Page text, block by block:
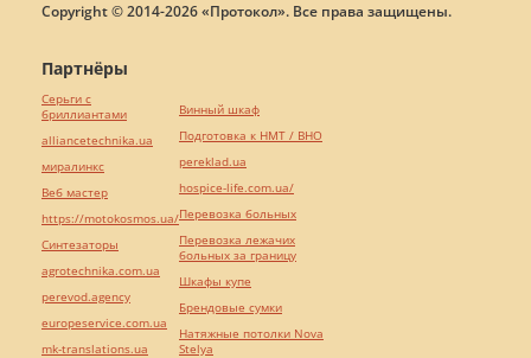
Copyright © 2014-2026 «Протокол». Все права защищены.
Партнёры
Серьги с
бриллиантами
alliancetechnika.ua
миралинкс
Веб мастер
https://motokosmos.ua/
Синтезаторы
agrotechnika.com.ua
perevod.agency
europeservice.com.ua
mk-translations.ua
Винный шкаф
Подготовка к НМТ / ВНО
pereklad.ua
hospice-life.com.ua/
Перевозка больных
Перевозка лежачих
больных за границу
Шкафы купе
Брендовые сумки
Натяжные потолки Nova
Stelya